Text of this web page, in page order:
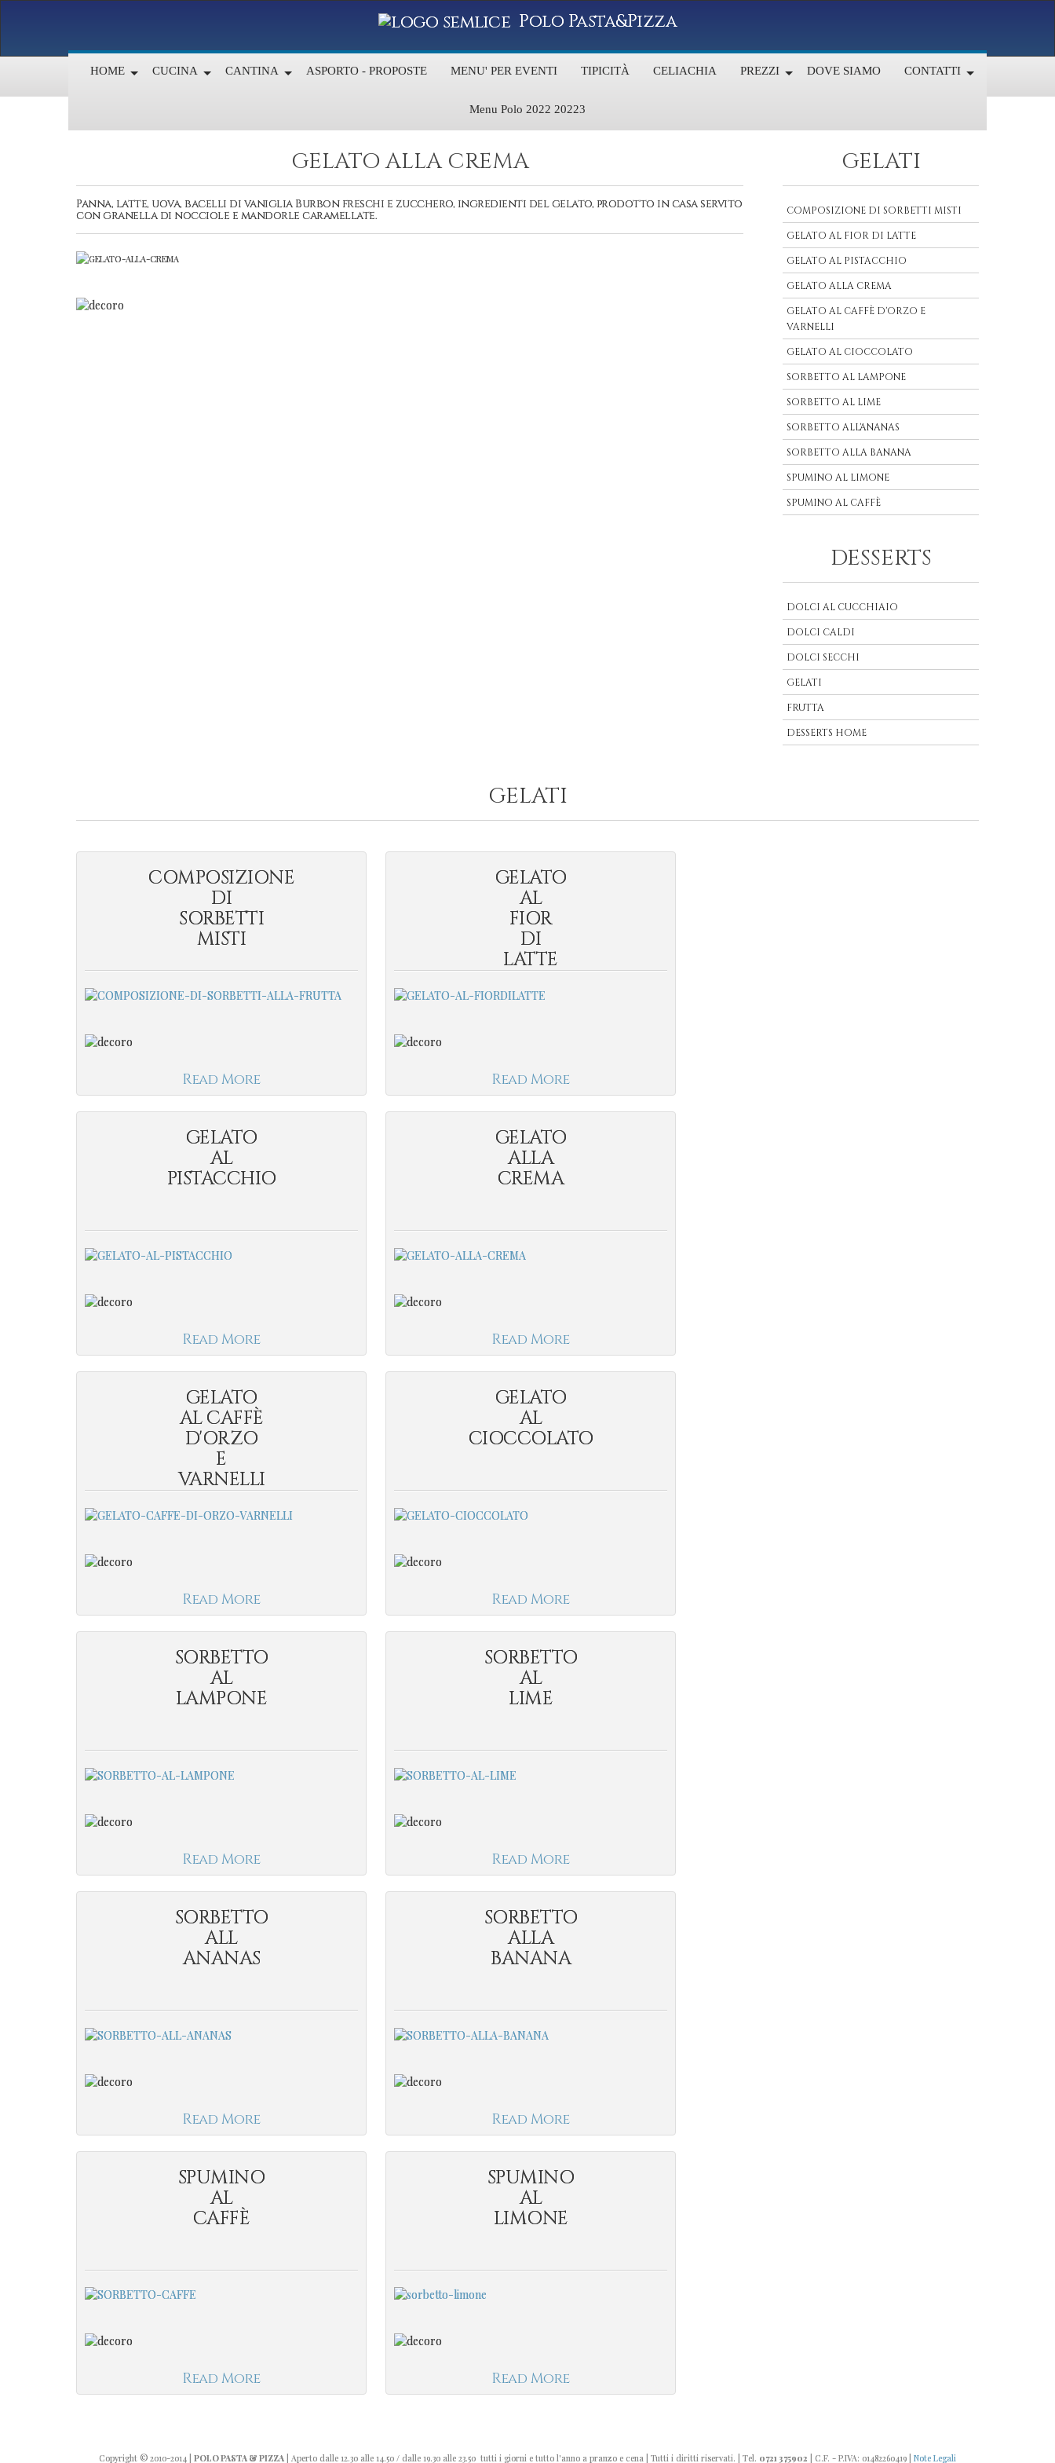
Polo Pasta&Pizza
HOME CUCINA CANTINA ASPORTO - PROPOSTE MENU' PER EVENTI TIPICITÀ CELIACHIA PREZZI DOVE SIAMO CONTATTI
Menu Polo 2022 20223
GELATO ALLA CREMA
Panna, latte, uova, bacelli di vaniglia Burbon freschi e zucchero, ingredienti del gelato, prodotto in casa servito
con granella di nocciole e mandorle caramellate.
GELATI
COMPOSIZIONE DI SORBETTI MISTI
GELATO AL FIOR DI LATTE
GELATO AL PISTACCHIO
GELATO ALLA CREMA
GELATO AL CAFFÈ D'ORZO E
VARNELLI
GELATO AL CIOCCOLATO
SORBETTO AL LAMPONE
SORBETTO AL LIME
SORBETTO ALL'ANANAS
SORBETTO ALLA BANANA
SPUMINO AL LIMONE
SPUMINO AL CAFFÈ
DESSERTS
DOLCI AL CUCCHIAIO
DOLCI CALDI
DOLCI SECCHI
GELATI
FRUTTA
DESSERTS HOME
GELATI
COMPOSIZIONE
DI
SORBETTI
MISTI
Read More
GELATO
AL
FIOR
DI
LATTE
Read More
GELATO
AL
PISTACCHIO
Read More
GELATO
ALLA
CREMA
Read More
GELATO
AL CAFFÈ
D'ORZO
E
VARNELLI
Read More
GELATO
AL
CIOCCOLATO
Read More
SORBETTO
AL
LAMPONE
Read More
SORBETTO
AL
LIME
Read More
SORBETTO
ALL
ANANAS
Read More
SORBETTO
ALLA
BANANA
Read More
SPUMINO
AL
CAFFÈ
Read More
SPUMINO
AL
LIMONE
Read More
Copyright © 2010-2014 POLO PASTA & PIZZA | Aperto dalle 12.30 alle 14.50 / dalle 19.30 alle 23.50 tutti i giorni e tutto l'anno a pranzo e cena | Tutti i diritti riservati. | Tel. 0721 375902 | C.F. - P.IVA: 01482260419 | Note Legali